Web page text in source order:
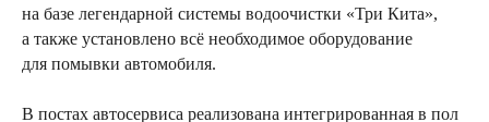
на базе легендарной системы водоочистки «Три Кита»,
а также установлено всё необходимое оборудование
для помывки автомобиля.
В постах автосервиса реализована интегрированная в пол